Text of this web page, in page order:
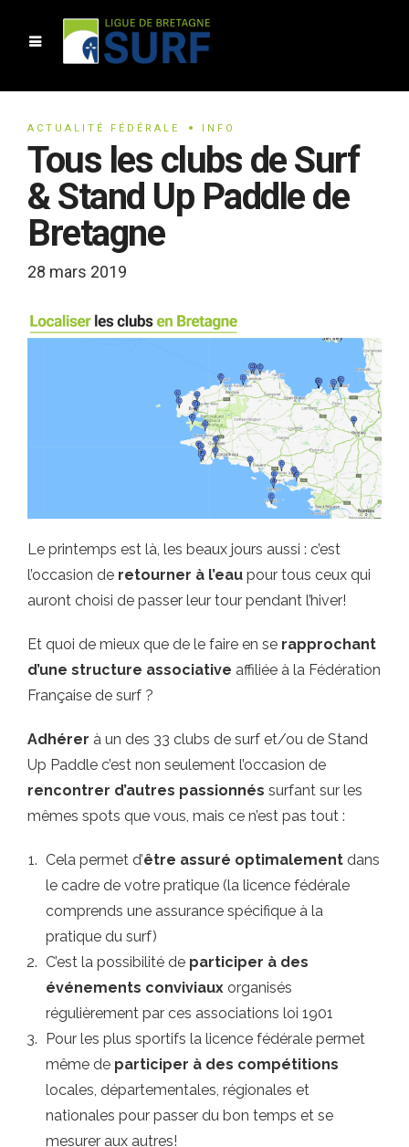
ACTUALITÉ FÉDÉRALE INFO
Tous les clubs de Surf
& Stand Up Paddle de
Bretagne
28 mars 2019
Le printemps est là, les beaux jours aussi : c’est
l’occasion de retourner à l’eau pour tous ceux qui
auront choisi de passer leur tour pendant l’hiver!
Et quoi de mieux que de le faire en se rapprochant
d’une structure associative affiliée à la Fédération
Française de surf ?
Adhérer à un des 33 clubs de surf et/ou de Stand
Up Paddle c’est non seulement l’occasion de
rencontrer d’autres passionnés surfant sur les
mêmes spots que vous, mais ce n’est pas tout :
Cela permet d’être assuré optimalement dans
le cadre de votre pratique (la licence fédérale
comprends une assurance spécifique à la
pratique du surf)
C’est la possibilité de participer à des
événements conviviaux organisés
régulièrement par ces associations loi 1901
Pour les plus sportifs la licence fédérale permet
même de participer à des compétitions
locales, départementales, régionales et
nationales pour passer du bon temps et se
mesurer aux autres!